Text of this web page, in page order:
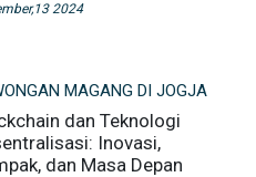
2024
MAGANG DI JOGJA
dan Teknologi
Inovasi,
dan Masa Depan